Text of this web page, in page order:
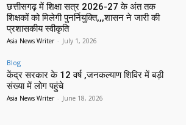
छत्तीसगढ़ में शिक्षा सत्र 2026-27 के अंत तक
शिक्षकों को मिलेगी पुनर्नियुक्ति,,,शासन ने जारी की
प्रशासकीय स्वीकृति
Asia News Writer - July 1, 2026
Blog
केंद्र सरकार के 12 वर्ष ,जनकल्याण शिविर में बड़ी
संख्या में लोग पहुंचे
Asia News Writer - June 18, 2026